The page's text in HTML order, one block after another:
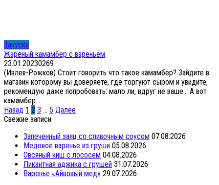
Закуски
Жареный камамбер с вареньем
23.01.20230269
(Ивлев-Рожков) Стоит говорить что такое камамбер? Зайдите в
магазин которому вы доверяете, где торгуют сыром и увидите,
рекомендую даже попробовать: мало ли, вдруг не ваше… А вот
камамбер...
Пагинация
записей
Назад 1 2 3 … 5 Далее
Свежие записи
Запеченный заяц со сливочным соусом 07.08.2026
Медовое варенье из груши 05.08.2026
Овсяный киш с лососем 04.08.2026
Пикантная аджика с грушей 31.07.2026
Варенье «Айвовый мед» 29.07.2026